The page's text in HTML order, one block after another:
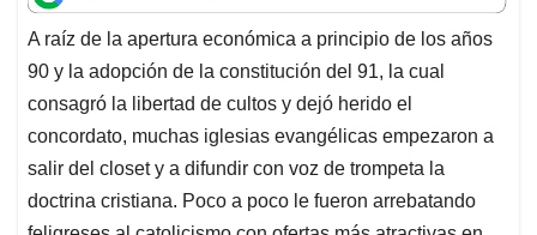
t
s
A
p
p
e
b
o
o
k
k
e
d
I
n
i
l
e
a
d
s
A raíz de la apertura económica a principio de los años
90 y la adopción de la constitución del 91, la cual
consagró la libertad de cultos y dejó herido el
concordato, muchas iglesias evangélicas empezaron a
salir del closet y a difundir con voz de trompeta la
doctrina cristiana. Poco a poco le fueron arrebatando